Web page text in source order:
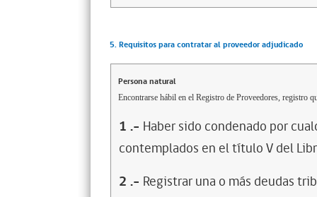
5. Requisitos para contratar al proveedor adjudicado
Persona natural
Encontrarse hábil en el Registro de Proveedores, registro
1 .- Haber sido condenado por
contemplados en el título V del
2 .- Registrar una o más deudas